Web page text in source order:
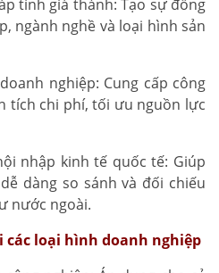
tính giá thành: Tạo sự đồng
ngành nghề và loại hình sản
nghiệp: Cung cấp công
tích chi phí, tối ưu nguồn lực
nhập kinh tế quốc tế: Giúp
dàng so sánh và đối chiếu
nước ngoài.
các loại hình doanh nghiệp